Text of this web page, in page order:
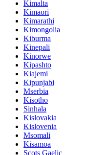
Kimalta
Kimaori
Kimarathi
Kimongolia
Kiburma
Kinepali
Kinorwe
Kipashto
Kiajemi
Kipunjabi
Mserbia
Kisotho
Sinhala
Kislovakia
Kislovenia
Msomali
Kisamoa
Scots Gaelic